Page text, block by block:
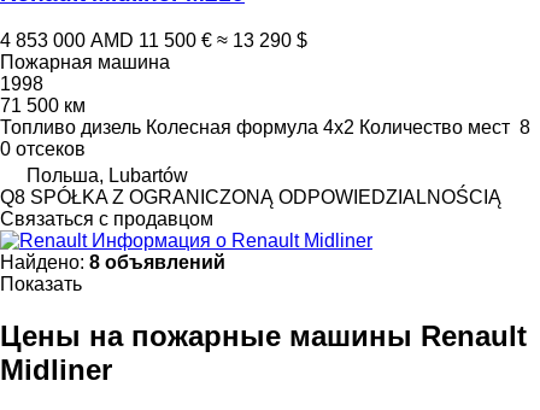
4 853 000 AMD 11 500 € ≈ 13 290 $
Пожарная машина
1998
71 500 км
Топливо дизель Колесная формула 4x2 Количество мест 8
0 отсеков
Польша, Lubartów
Q8 SPÓŁKA Z OGRANICZONĄ ODPOWIEDZIALNOŚCIĄ
Связаться с продавцом
Информация о Renault Midliner
Найдено: 8 объявлений
Показать
Цены на пожарные машины Renault
Midliner